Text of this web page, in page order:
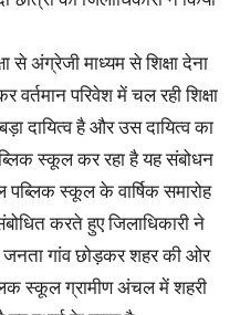
से अंग्रेजी माध्यम से शिक्षा देना
परिवेश में चल रही शिक्षा
दायित्व है और उस दायित्व का
स्कूल कर रहा है यह संबोधन
स्कूल के वार्षिक समारोह
करते हुए जिलाधिकारी ने
गांव छोड़कर शहर की ओर
स्कूल ग्रामीण अंचल में शहरी